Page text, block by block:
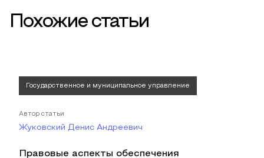
Похожие статьи
Государственное и муниципальное управление
Автор статьи
Жуковский Денис Андреевич
Правовые аспекты обеспечения